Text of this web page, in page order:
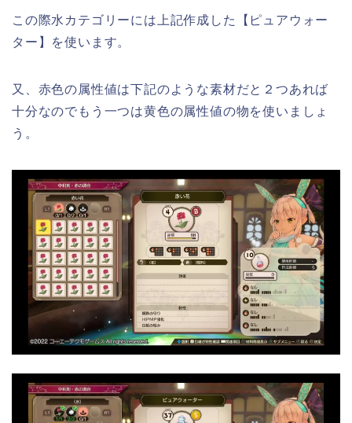
この際水カテゴリーには上記作成した【ピュアウォー
ター】を使います。
又、赤色の属性値は下記のような素材だと２つあれば
十分なのでもう一つは黄色の属性値の物を使いましょ
う。